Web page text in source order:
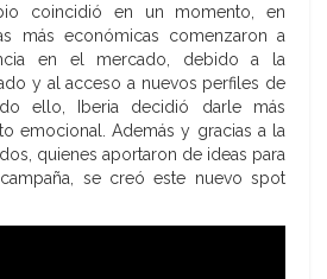
coincidió en un momento, en
más económicas comenzaron a
en el mercado, debido a la
y al acceso a nuevos perfiles de
ello, Iberia decidió darle más
emocional. Además y gracias a la
quienes aportaron de ideas para
se creó este nuevo spot